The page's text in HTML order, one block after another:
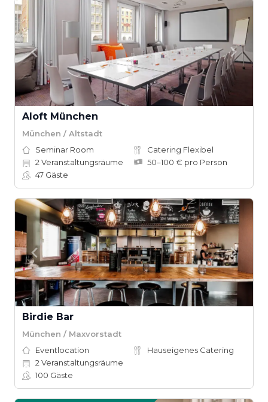
Aloft München
München / Altstadt
Seminar Room
Catering Flexibel
2 Veranstaltungsräume
50–100 € pro Person
47 Gäste
Birdie Bar
München / Maxvorstadt
Eventlocation
Hauseigenes Catering
2 Veranstaltungsräume
100 Gäste